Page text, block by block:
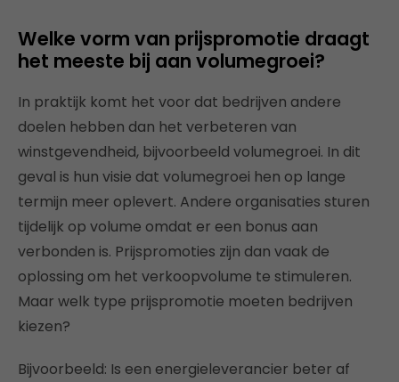
Welke vorm van prijspromotie draagt
het meeste bij aan volumegroei?
In praktijk komt het voor dat bedrijven andere
doelen hebben dan het verbeteren van
winstgevendheid, bijvoorbeeld volumegroei. In dit
geval is hun visie dat volumegroei hen op lange
termijn meer oplevert. Andere organisaties sturen
tijdelijk op volume omdat er een bonus aan
verbonden is. Prijspromoties zijn dan vaak de
oplossing om het verkoopvolume te stimuleren.
Maar welk type prijspromotie moeten bedrijven
kiezen?
Bijvoorbeeld: Is een energieleverancier beter af